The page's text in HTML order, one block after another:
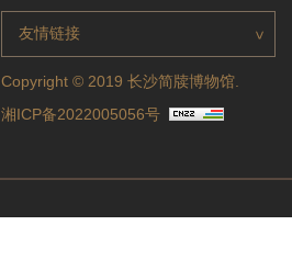
友情链接 >
Copyright © 2019 长沙简牍博物馆.
湘ICP备2022005056号